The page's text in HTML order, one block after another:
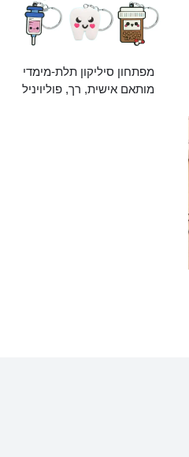
מפתחון סיליקון תלת-מימדי
מותאם אישית, רך, פוליויניל